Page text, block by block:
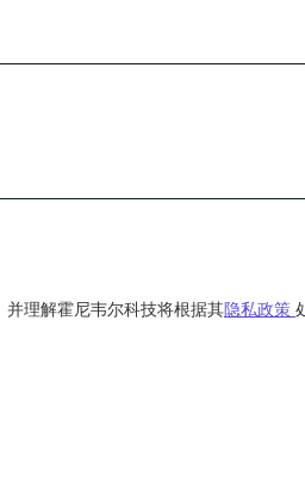
并理解霍尼韦尔科技将根据其隐私政策